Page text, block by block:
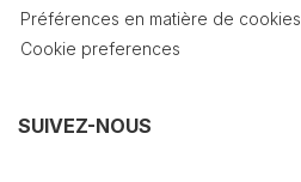
Préférences en matière de cookies
Cookie preferences
SUIVEZ-NOUS